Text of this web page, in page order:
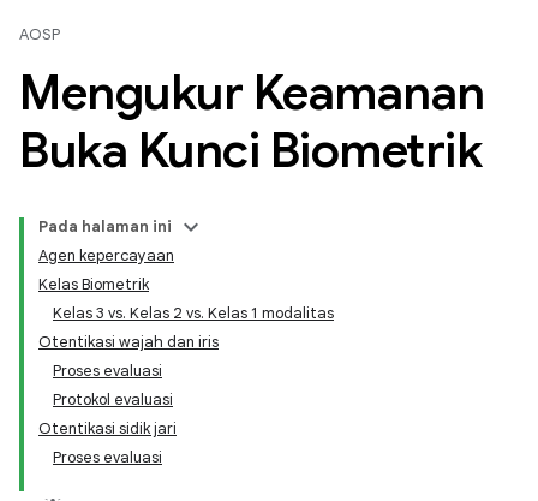
AOSP
Mengukur Keamanan
Buka Kunci Biometrik
Pada halaman ini
Agen kepercayaan
Kelas Biometrik
Kelas 3 vs. Kelas 2 vs. Kelas 1 modalitas
Otentikasi wajah dan iris
Proses evaluasi
Protokol evaluasi
Otentikasi sidik jari
Proses evaluasi